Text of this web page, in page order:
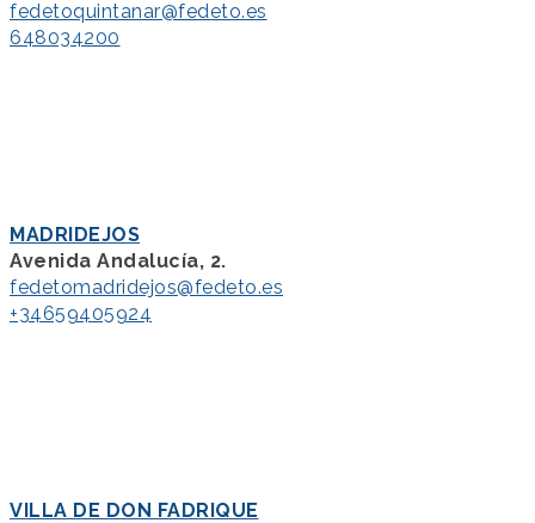
fedetoquintanar@fedeto.es
648034200
MADRIDEJOS
Avenida Andalucía, 2.
fedetomadridejos@fedeto.es
+34659405924
VILLA DE DON FADRIQUE